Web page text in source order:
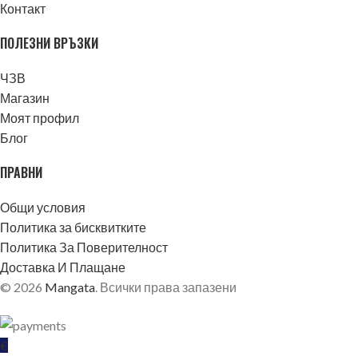
Контакт
ПОЛЕЗНИ ВРЪЗКИ
ЧЗВ
Магазин
Моят профил
Блог
ПРАВНИ
Общи условия
Политика за бисквитките
Политика За Поверителност
Доставка И Плащане
© 2026 Mangata. Всички права запазени
€